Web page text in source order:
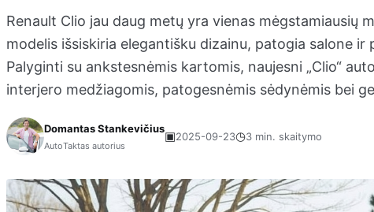
Renault Clio jau daug metų yra vienas mėgstamiausių
modelis išsiskiria elegantišku dizainu, patogia salone
Palyginti su ankstesnėmis kartomis, naujesni „Clio“
interjero medžiagomis, patogesnėmis sėdynėmis bei
Domantas Stankevičius
AutoTaktas autorius
▣2025-09-23◷3 min. skaitymo